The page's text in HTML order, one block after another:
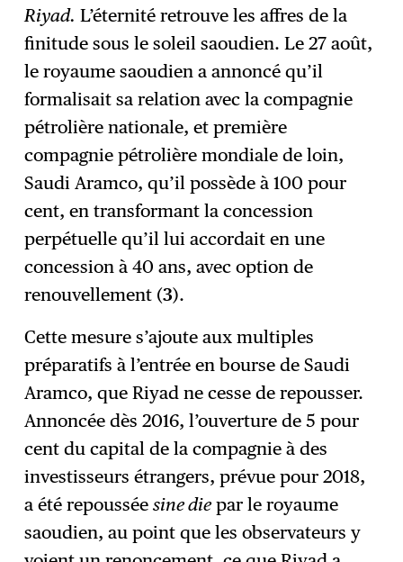
→
Riyad. L’éternité retrouve les affres de la
finitude sous le soleil saoudien. Le 27 août,
le royaume saoudien a annoncé qu’il
formalisait sa relation avec la compagnie
pétrolière nationale, et première
compagnie pétrolière mondiale de loin,
Saudi Aramco, qu’il possède à 100 pour
cent, en transformant la concession
perpétuelle qu’il lui accordait en une
concession à 40 ans, avec option de
renouvellement (3).
Cette mesure s’ajoute aux multiples
préparatifs à l’entrée en bourse de Saudi
Aramco, que Riyad ne cesse de repousser.
Annoncée dès 2016, l’ouverture de 5 pour
cent du capital de la compagnie à des
investisseurs étrangers, prévue pour 2018,
a été repousséesine diepar le royaume
saoudien, au point que les observateurs y